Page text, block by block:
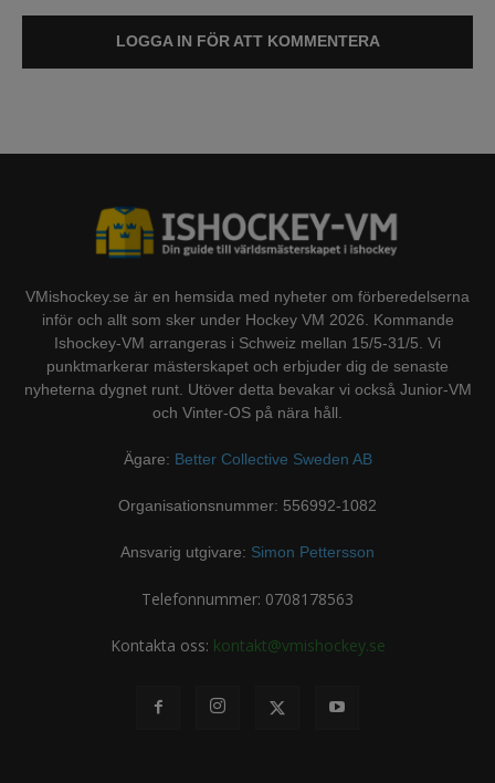
LOGGA IN FÖR ATT KOMMENTERA
VMishockey.se är en hemsida med nyheter om förberedelserna
inför och allt som sker under Hockey VM 2026. Kommande
Ishockey-VM arrangeras i Schweiz mellan 15/5-31/5. Vi
punktmarkerar mästerskapet och erbjuder dig de senaste
nyheterna dygnet runt. Utöver detta bevakar vi också Junior-VM
och Vinter-OS på nära håll.
Ägare: Better Collective Sweden AB
Organisationsnummer: 556992-1082
Ansvarig utgivare: Simon Pettersson
Telefonnummer: 0708178563
Kontakta oss: kontakt@vmishockey.se